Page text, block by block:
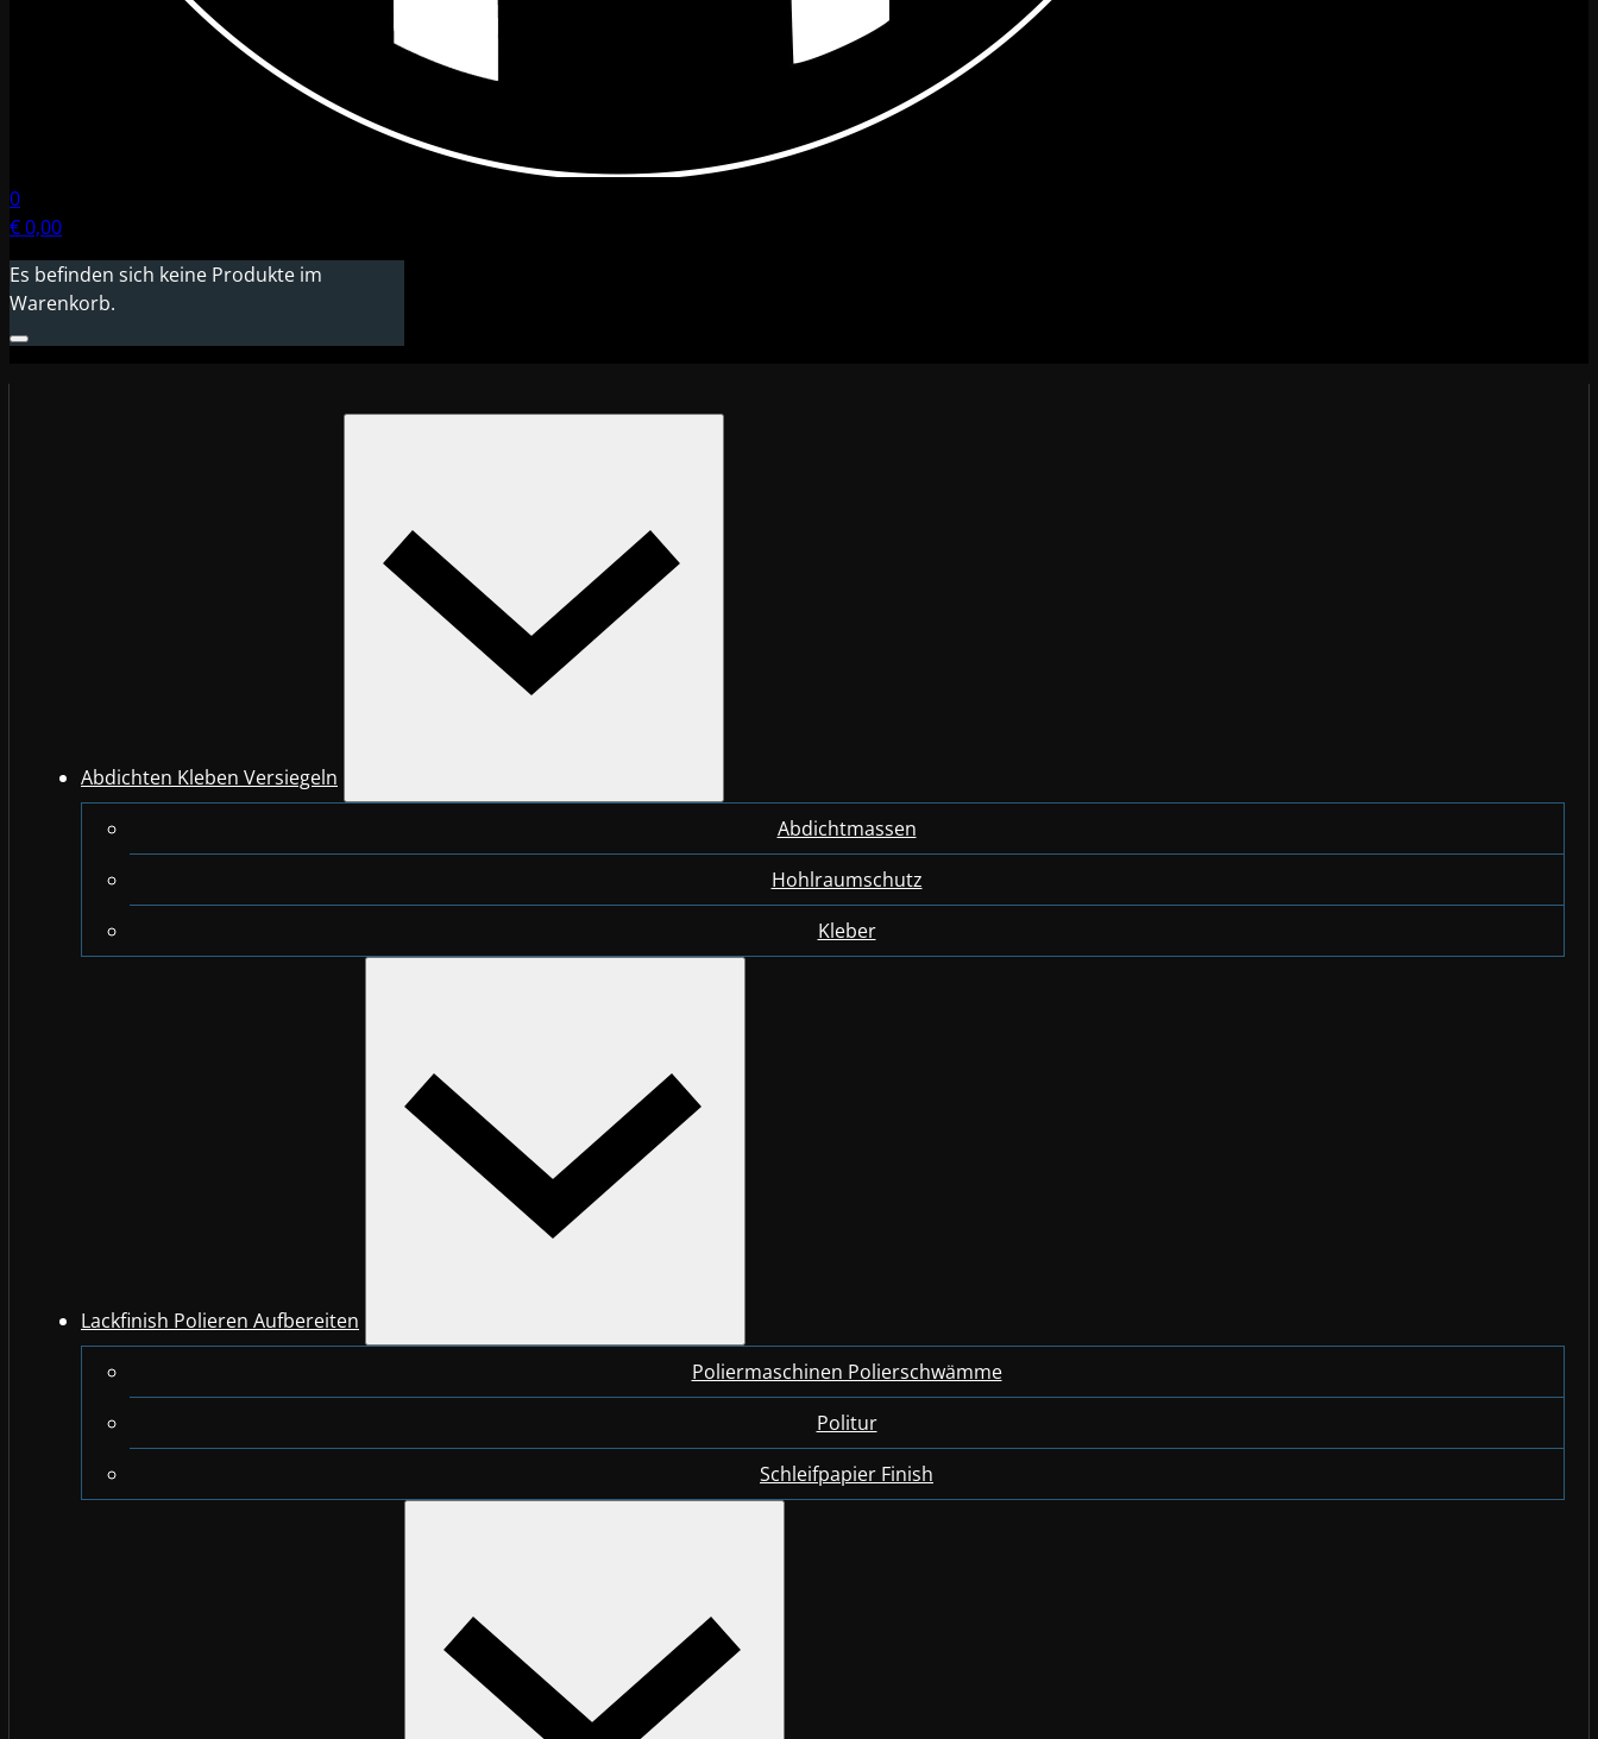
0
€0,00
Es befinden sich keine Produkte im
Warenkorb.
Abdichten Kleben Versiegeln
Abdichtmassen
Hohlraumschutz
Kleber
Lackfinish Polieren Aufbereiten
Poliermaschinen Polierschwämme
Politur
Schleifpapier Finish